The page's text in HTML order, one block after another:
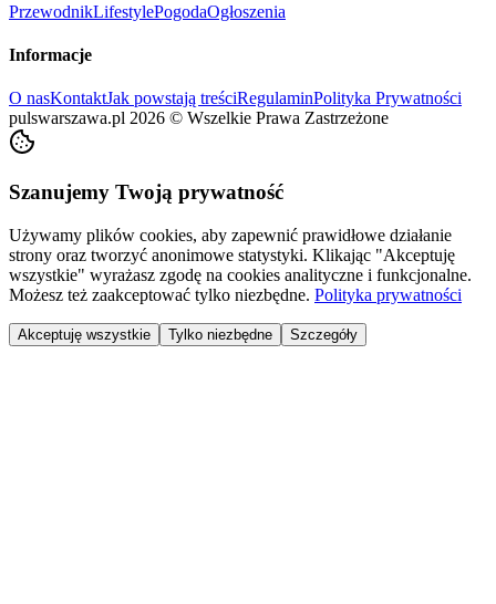
PrzewodnikLifestylePogodaOgłoszenia
Informacje
O nasKontaktJak powstają treściRegulaminPolityka Prywatności
pulswarszawa.pl 2026 © Wszelkie Prawa Zastrzeżone
Szanujemy Twoją prywatność
Używamy plików cookies, aby zapewnić prawidłowe działanie
strony oraz tworzyć anonimowe statystyki. Klikając "Akceptuję
wszystkie" wyrażasz zgodę na cookies analityczne i funkcjonalne.
Możesz też zaakceptować tylko niezbędne. Polityka prywatności
Akceptuję wszystkie Tylko niezbędne Szczegóły